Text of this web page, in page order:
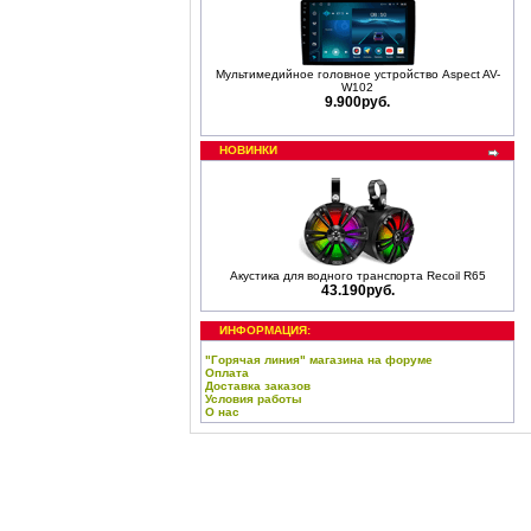
Мультимедийное головное устройство Aspect AV-
W102
9.900руб.
НОВИНКИ
Акустика для водного транспорта Recoil R65
43.190руб.
ИНФОРМАЦИЯ:
"Горячая линия" магазина на форуме
Оплата
Доставка заказов
Условия работы
О нас